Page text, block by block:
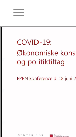
Toggle
menu